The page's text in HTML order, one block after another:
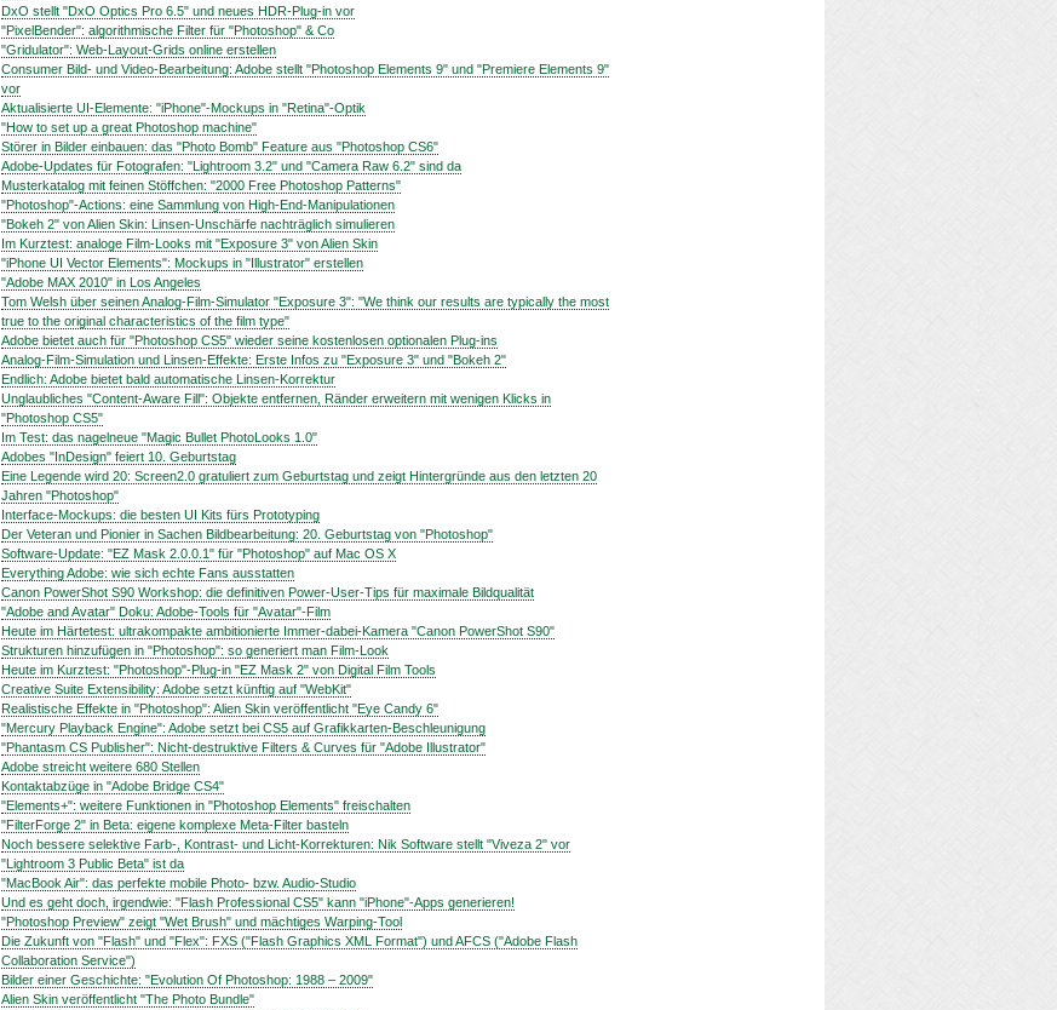
DxO stellt "DxO Optics Pro 6.5" und neues HDR-Plug-in vor
"PixelBender": algorithmische Filter für "Photoshop" & Co
"Gridulator": Web-Layout-Grids online erstellen
Consumer Bild- und Video-Bearbeitung: Adobe stellt "Photoshop Elements 9" und "Premiere Elements 9"
vor
Aktualisierte UI-Elemente: "iPhone"-Mockups in "Retina"-Optik
"How to set up a great Photoshop machine"
Störer in Bilder einbauen: das "Photo Bomb" Feature aus "Photoshop CS6"
Adobe-Updates für Fotografen: "Lightroom 3.2" und "Camera Raw 6.2" sind da
Musterkatalog mit feinen Stöffchen: "2000 Free Photoshop Patterns"
"Photoshop"-Actions: eine Sammlung von High-End-Manipulationen
"Bokeh 2" von Alien Skin: Linsen-Unschärfe nachträglich simulieren
Im Kurztest: analoge Film-Looks mit "Exposure 3" von Alien Skin
"iPhone UI Vector Elements": Mockups in "Illustrator" erstellen
"Adobe MAX 2010" in Los Angeles
Tom Welsh über seinen Analog-Film-Simulator "Exposure 3": "We think our results are typically the most
true to the original characteristics of the film type"
Adobe bietet auch für "Photoshop CS5" wieder seine kostenlosen optionalen Plug-ins
Analog-Film-Simulation und Linsen-Effekte: Erste Infos zu "Exposure 3" und "Bokeh 2"
Endlich: Adobe bietet bald automatische Linsen-Korrektur
Unglaubliches "Content-Aware Fill": Objekte entfernen, Ränder erweitern mit wenigen Klicks in
"Photoshop CS5"
Im Test: das nagelneue "Magic Bullet PhotoLooks 1.0"
Adobes "InDesign" feiert 10. Geburtstag
Eine Legende wird 20: Screen2.0 gratuliert zum Geburtstag und zeigt Hintergründe aus den letzten 20
Jahren "Photoshop"
Interface-Mockups: die besten UI Kits fürs Prototyping
Der Veteran und Pionier in Sachen Bildbearbeitung: 20. Geburtstag von "Photoshop"
Software-Update: "EZ Mask 2.0.0.1" für "Photoshop" auf Mac OS X
Everything Adobe: wie sich echte Fans ausstatten
Canon PowerShot S90 Workshop: die definitiven Power-User-Tips für maximale Bildqualität
"Adobe and Avatar" Doku: Adobe-Tools für "Avatar"-Film
Heute im Härtetest: ultrakompakte ambitionierte Immer-dabei-Kamera "Canon PowerShot S90"
Strukturen hinzufügen in "Photoshop": so generiert man Film-Look
Heute im Kurztest: "Photoshop"-Plug-in "EZ Mask 2" von Digital Film Tools
Creative Suite Extensibility: Adobe setzt künftig auf "WebKit"
Realistische Effekte in "Photoshop": Alien Skin veröffentlicht "Eye Candy 6"
"Mercury Playback Engine": Adobe setzt bei CS5 auf Grafikkarten-Beschleunigung
"Phantasm CS Publisher": Nicht-destruktive Filters & Curves für "Adobe Illustrator"
Adobe streicht weitere 680 Stellen
Kontaktabzüge in "Adobe Bridge CS4"
"Elements+": weitere Funktionen in "Photoshop Elements" freischalten
"FilterForge 2" in Beta: eigene komplexe Meta-Filter basteln
Noch bessere selektive Farb-, Kontrast- und Licht-Korrekturen: Nik Software stellt "Viveza 2" vor
"Lightroom 3 Public Beta" ist da
"MacBook Air": das perfekte mobile Photo- bzw. Audio-Studio
Und es geht doch, irgendwie: "Flash Professional CS5" kann "iPhone"-Apps generieren!
"Photoshop Preview" zeigt "Wet Brush" und mächtiges Warping-Tool
Die Zukunft von "Flash" und "Flex": FXS ("Flash Graphics XML Format") und AFCS ("Adobe Flash
Collaboration Service")
Bilder einer Geschichte: "Evolution Of Photoshop: 1988 – 2009"
Alien Skin veröffentlicht "The Photo Bundle"